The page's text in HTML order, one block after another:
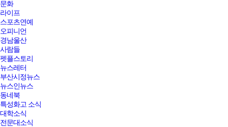
문화
라이프
스포츠연예
오피니언
경남울산
사람들
펫플스토리
뉴스레터
부산시정뉴스
뉴스인뉴스
동네북
특성화고 소식
대학소식
전문대소식